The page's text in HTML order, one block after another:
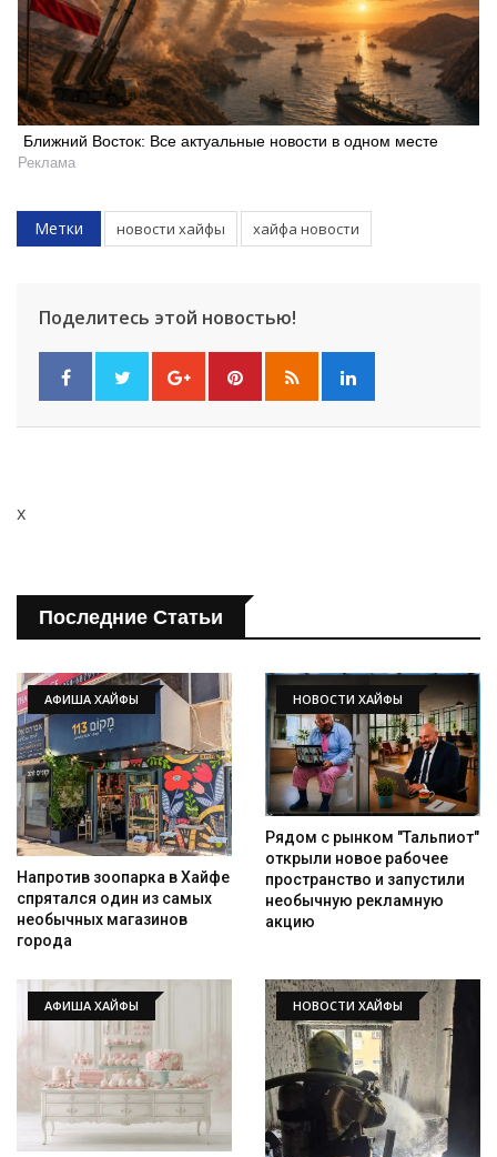
Ближний Восток: Все актуальные новости в одном месте
Реклама
Метки новости хайфы хайфа новости
Поделитесь этой новостью!
x
Последние Статьи
АФИША ХАЙФЫ
Напротив зоопарка в Хайфе
спрятался один из самых
необычных магазинов
города
НОВОСТИ ХАЙФЫ
Рядом с рынком "Тальпиот"
открыли новое рабочее
пространство и запустили
необычную рекламную
акцию
АФИША ХАЙФЫ НОВОСТИ ХАЙФЫ